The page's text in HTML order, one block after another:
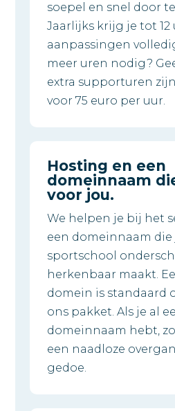
soepel en snel door
Jaarlijks krijg je tot 12
aanpassingen
meer uren nodig?
extra supporturen
voor 75 euro per uur.
Hosting en een
domeinnaam
voor jou.
We helpen je bij het
een domeinnaam die
sportschool
herkenbaar maakt.
domein is standaard
ons pakket. Als je al
domeinnaam hebt,
een naadloze
gedoe.